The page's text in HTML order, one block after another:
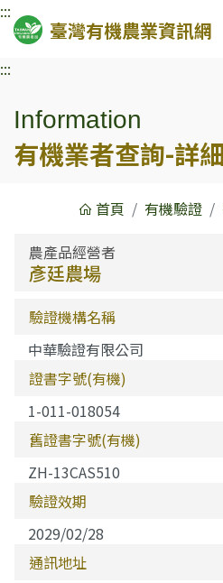
:::
臺灣有機農業資訊網
:::
Information
有機業者查詢-詳
首頁 有機驗證
農產品經營者
彥廷農場
驗證機構名稱
中華驗證有限公司
證書字號(有機)
1-011-018054
舊證書字號(有機)
ZH-13CAS510
驗證效期
2029/02/28
通訊地址